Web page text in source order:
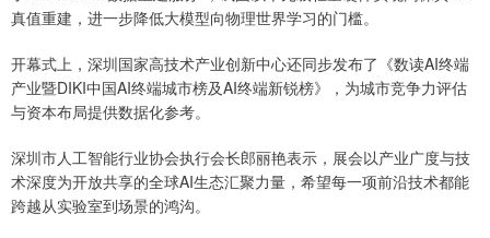
真值重建，进一步降低大模型向物理世界学习的门槛。
开幕式上，深圳国家高技术产业创新中心还同步发布了《数读AI终端
产业暨DIKI中国AI终端城市榜及AI终端新锐榜》，为城市竞争力评估
与资本布局提供数据化参考。
深圳市人工智能行业协会执行会长郎丽艳表示，展会以产业广度与技
术深度为开放共享的全球AI生态汇聚力量，希望每一项前沿技术都能
跨越从实验室到场景的鸿沟。